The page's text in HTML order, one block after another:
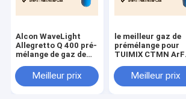
Alcon WaveLight
Allegretto Q 400 pré-
mélange de gaz de
Meilleur prix
le meilleur gaz de
prémélange pour
TUIMIX CTMN ArF
cristallins aux pays
d'Eu
Meilleur prix